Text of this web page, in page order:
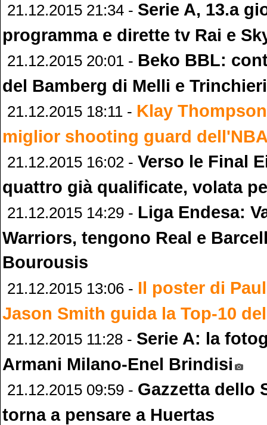
21.12.2015 21:34 - Serie A, 13.a
programma e dirette tv Rai e
21.12.2015 20:01 - Beko BBL:
del Bamberg di Melli e
21.12.2015 18:11 - Klay
miglior shooting guard
21.12.2015 16:02 - Verso le Final
quattro già qualificate, volata
21.12.2015 14:29 - Liga Endesa:
Warriors, tengono Real e
Bourousis
21.12.2015 13:06 - Il poster di
Jason Smith guida la Top-10
21.12.2015 11:28 - Serie A: la
Armani Milano-Enel Brindisi
21.12.2015 09:59 - Gazzetta dello
torna a pensare a Huertas